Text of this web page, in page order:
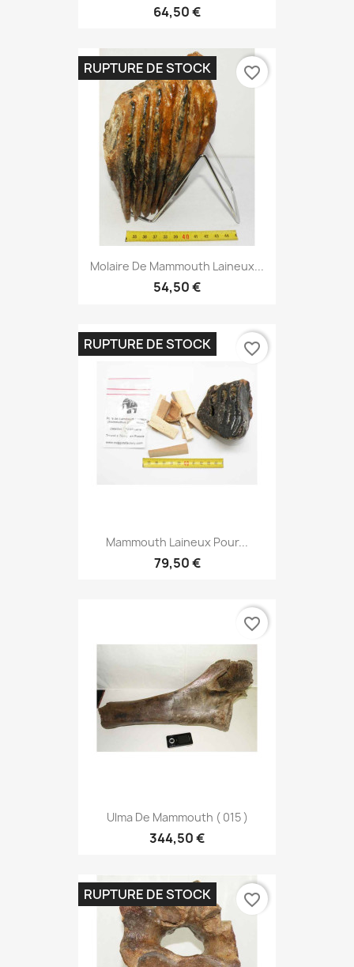
64,50 €
Molaire De Mammouth Laineux...
54,50 €
RUPTURE DE STOCK favorite_border
Mammouth Laineux Pour...
79,50 €
RUPTURE DE STOCK favorite_border
Ulma De Mammouth ( 015 )
344,50 €
favorite_border
RUPTURE DE STOCK favorite_border